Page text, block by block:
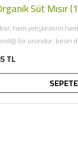
Süt Mısır
hem yetişkinlerin
bir üründür, besin
TL